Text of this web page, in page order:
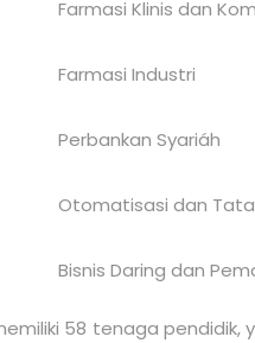
Farmasi Klinisdan
Farmasi Industri
Perbankan Syariáh
Otomatisasi dan
Bisnis Daring dan
58 tenaga